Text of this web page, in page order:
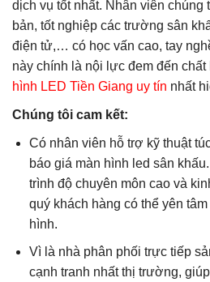
dịch vụ tốt nhất. Nhân viên
bản, tốt nghiệp các trường sân
điện tử,… có học vấn cao, tay
này chính là nội lực đem đến
hình LED Tiền Giang uy tín nhất
Chúng tôi cam kết:
Có nhân viên hỗ trợ kỹ thuật
báo giá màn hình led sân
trình độ chuyên môn cao và
quý khách hàng có thể yên
hình.
Vì là nhà phân phối trực tiếp
cạnh tranh nhất thị trường,